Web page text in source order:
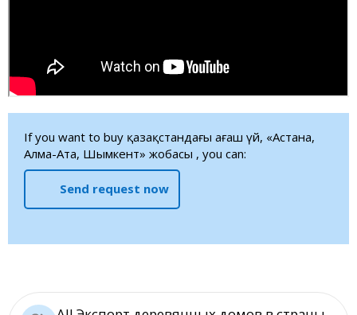
If you want to buy қазақстандағы ағаш үй, «Астана,
Алма-Ата, Шымкент» жобасы , you can:
Send request now